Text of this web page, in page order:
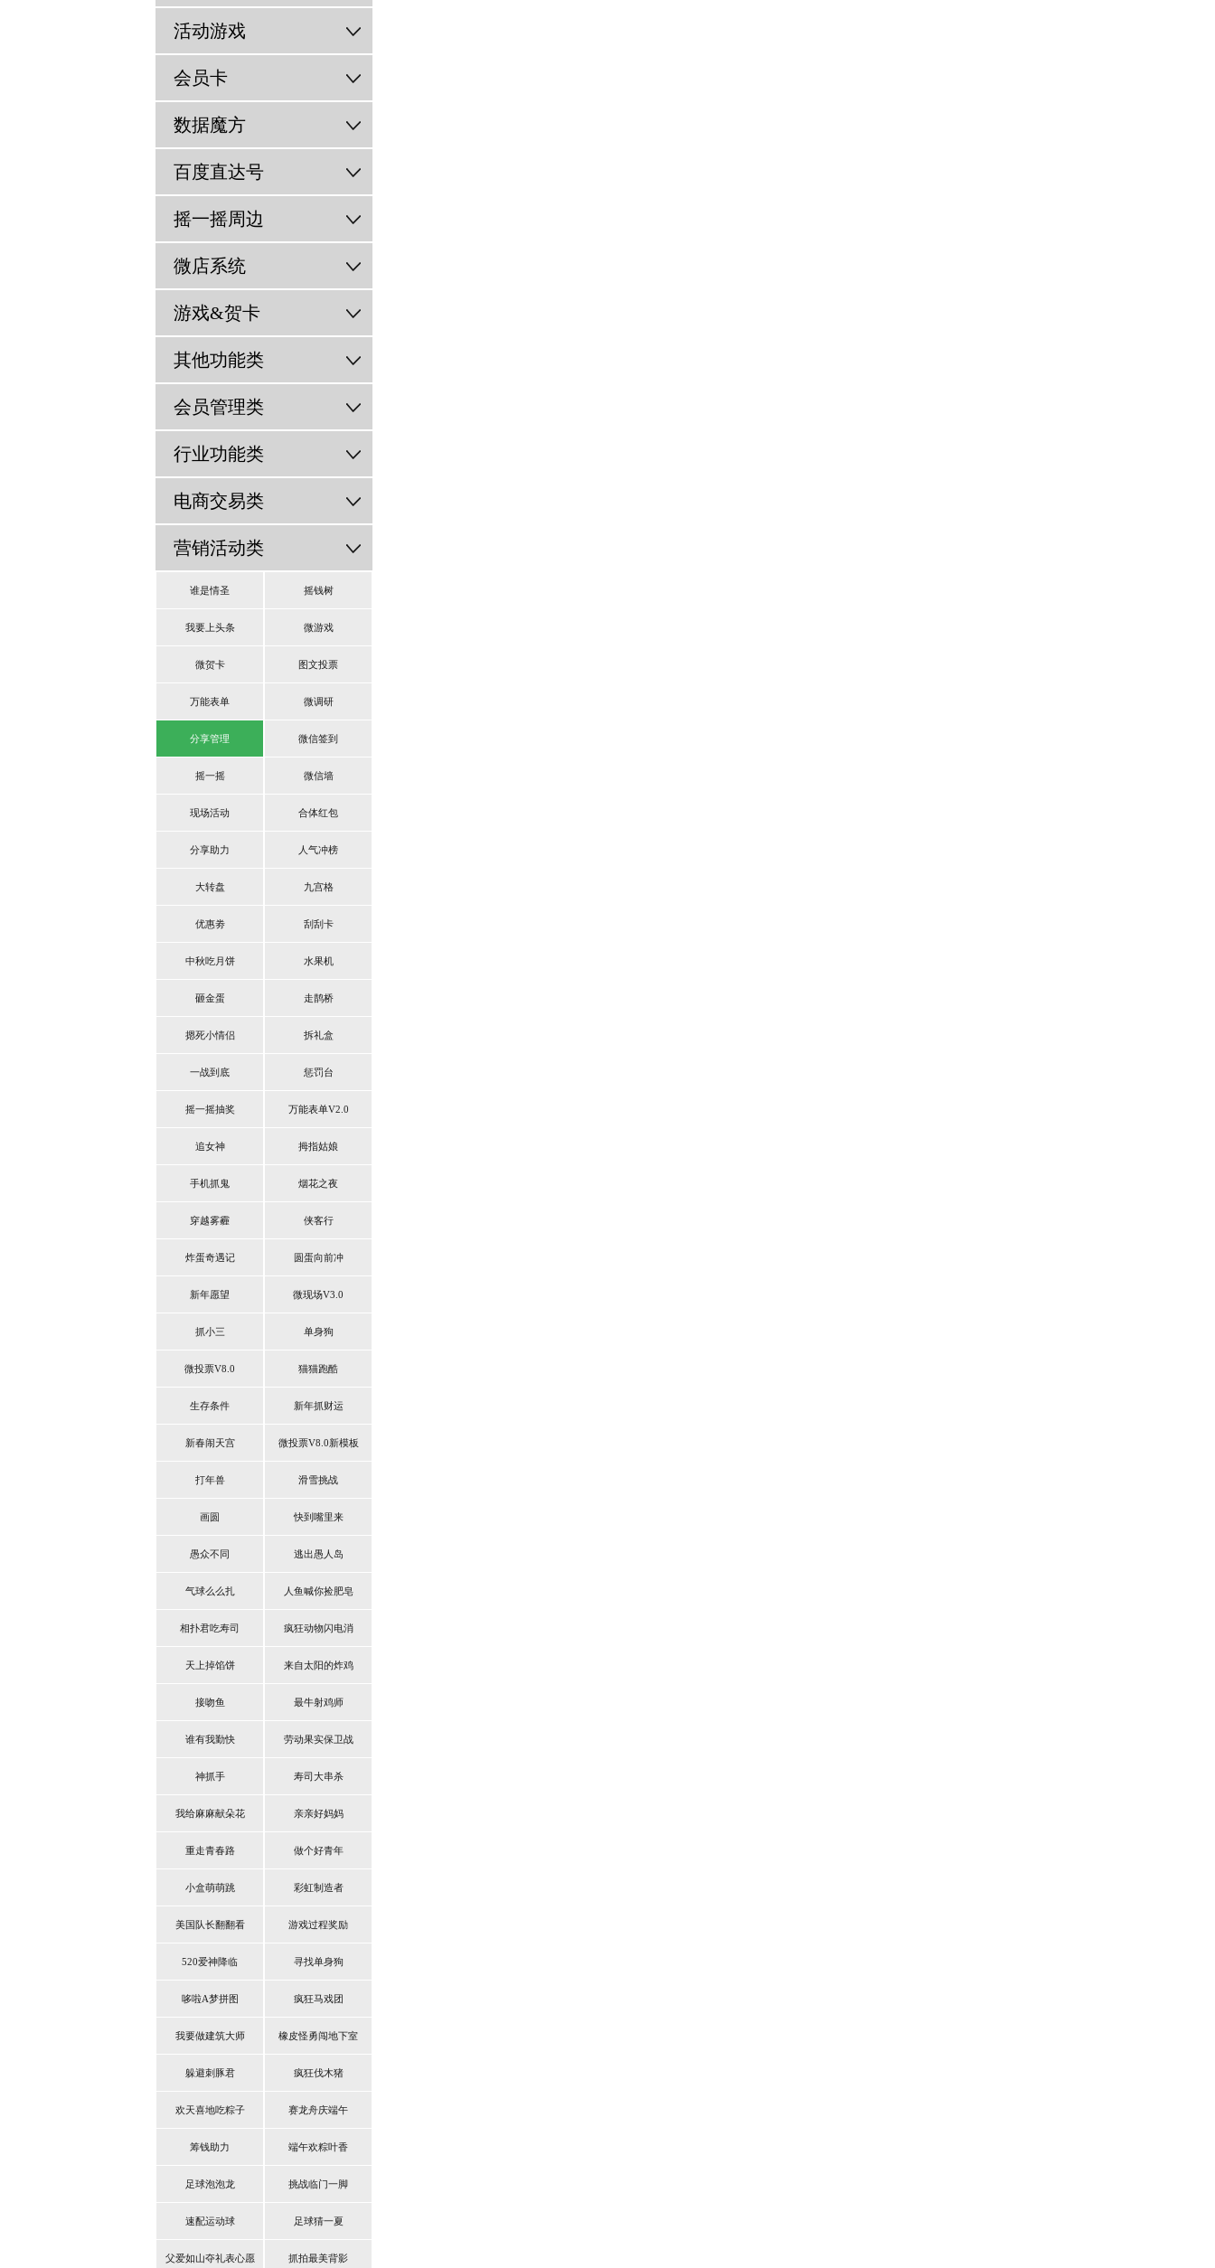
活动游戏
会员卡
数据魔方
百度直达号
摇一摇周边
微店系统
游戏&贺卡
其他功能类
会员管理类
行业功能类
电商交易类
营销活动类
谁是情圣 摇钱树
我要上头条 微游戏
微贺卡 图文投票
万能表单 微调研
分享管理 微信签到
摇一摇 微信墙
现场活动 合体红包
分享助力 人气冲榜
大转盘 九宫格
优惠劵 刮刮卡
中秋吃月饼 水果机
砸金蛋 走鹊桥
摁死小情侣 拆礼盒
一战到底 惩罚台
摇一摇抽奖 万能表单V2.0
追女神 拇指姑娘
手机抓鬼 烟花之夜
穿越雾霾 侠客行
炸蛋奇遇记 圆蛋向前冲
新年愿望 微现场V3.0
抓小三 单身狗
微投票V8.0 猫猫跑酷
生存条件 新年抓财运
新春闹天宫 微投票V8.0新模板
打年兽 滑雪挑战
画圆 快到嘴里来
愚众不同 逃出愚人岛
气球么么扎 人鱼喊你捡肥皂
相扑君吃寿司 疯狂动物闪电消
天上掉馅饼 来自太阳的炸鸡
接吻鱼 最牛射鸡师
谁有我勤快 劳动果实保卫战
神抓手 寿司大串杀
我给麻麻献朵花 亲亲好妈妈
重走青春路 做个好青年
小盒萌萌跳 彩虹制造者
美国队长翻翻看 游戏过程奖励
520爱神降临 寻找单身狗
哆啦A梦拼图 疯狂马戏团
我要做建筑大师 橡皮怪勇闯地下室
躲避刺豚君 疯狂伐木猪
欢天喜地吃粽子 赛龙舟庆端午
筹钱助力 端午欢粽叶香
足球泡泡龙 挑战临门一脚
速配运动球 足球猜一夏
父爱如山夺礼表心愿 抓拍最美背影